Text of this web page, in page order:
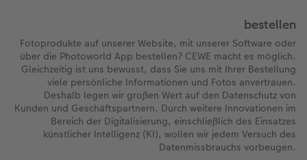
bestellen
Fotoprodukte auf unserer Website, mit unserer Software oder
über die Photoworld App bestellen? CEWE macht es möglich.
Gleichzeitig ist uns bewusst, dass Sie uns mit Ihrer Bestellung
viele persönliche Informationen und Fotos anvertrauen.
Deshalb legen wir großen Wert auf den Datenschutz von
Kunden und Geschäftspartnern. Durch weitere Innovationen im
Bereich der Digitalisierung, einschließlich des Einsatzes
künstlicher Intelligenz (KI), wollen wir jedem Versuch des
Datenmissbrauchs vorbeugen.